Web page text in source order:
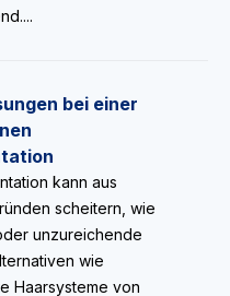
bei einer
kann aus
scheitern, wie
unzureichende
wie
Haarsysteme von